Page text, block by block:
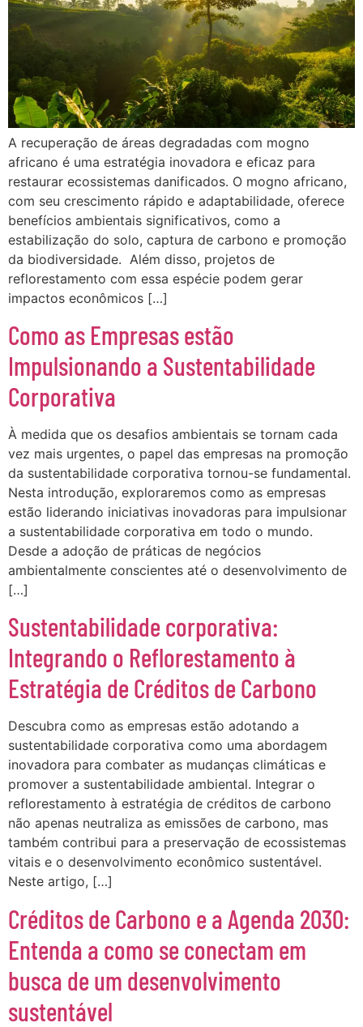
A recuperação de áreas degradadas com mogno
africano é uma estratégia inovadora e eficaz para
restaurar ecossistemas danificados. O mogno africano,
com seu crescimento rápido e adaptabilidade, oferece
benefícios ambientais significativos, como a
estabilização do solo, captura de carbono e promoção
da biodiversidade. Além disso, projetos de
reflorestamento com essa espécie podem gerar
impactos econômicos […]
Como as Empresas estão
Impulsionando a Sustentabilidade
Corporativa
À medida que os desafios ambientais se tornam cada
vez mais urgentes, o papel das empresas na promoção
da sustentabilidade corporativa tornou-se fundamental.
Nesta introdução, exploraremos como as empresas
estão liderando iniciativas inovadoras para impulsionar
a sustentabilidade corporativa em todo o mundo.
Desde a adoção de práticas de negócios
ambientalmente conscientes até o desenvolvimento de
[…]
Sustentabilidade corporativa:
Integrando o Reflorestamento à
Estratégia de Créditos de Carbono
Descubra como as empresas estão adotando a
sustentabilidade corporativa como uma abordagem
inovadora para combater as mudanças climáticas e
promover a sustentabilidade ambiental. Integrar o
reflorestamento à estratégia de créditos de carbono
não apenas neutraliza as emissões de carbono, mas
também contribui para a preservação de ecossistemas
vitais e o desenvolvimento econômico sustentável.
Neste artigo, […]
Créditos de Carbono e a Agenda 2030:
Entenda a como se conectam em
busca de um desenvolvimento
sustentável